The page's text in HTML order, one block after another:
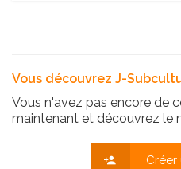
Vous découvrez J-
Vous n'avez pas encore de
maintenant et découvrez le